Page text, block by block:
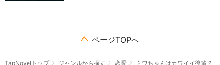
ページTOPへ
TapNovelトップ ジャンルから探す 恋愛 ミワちゃんはカワイイ後輩？